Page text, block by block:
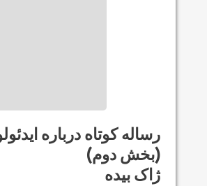
رساله کوتاه درباره
(بخش دوم)
ژاک بیده